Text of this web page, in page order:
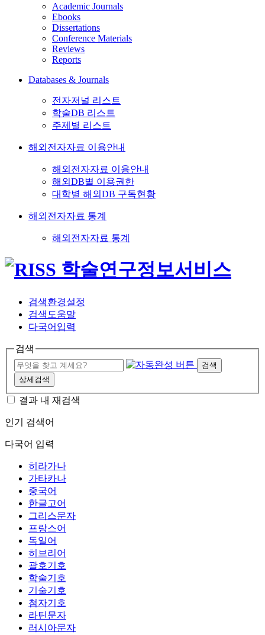
Academic Journals
Ebooks
Dissertations
Conference Materials
Reviews
Reports
Databases & Journals
전자저널 리스트
학술DB 리스트
주제별 리스트
해외전자자료 이용안내
해외전자자료 이용안내
해외DB별 이용권한
대학별 해외DB 구독현황
해외전자자료 통계
해외전자자료 통계
검색환경설정
검색도움말
다국어입력
검색
검색
상세검색
결과 내 재검색
인기 검색어
다국어 입력
히라가나
가타카나
중국어
한글고어
그리스문자
프랑스어
독일어
히브리어
괄호기호
학술기호
기술기호
첨자기호
라틴문자
러시아문자